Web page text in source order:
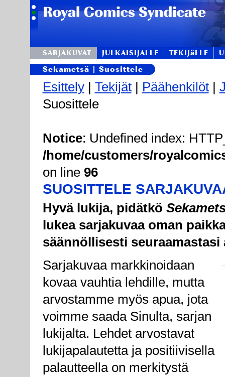
SARJAKUVAT JULKAISIJALLE TEKIJäLLE
Sekametsä | Suosittele
Esittely| Tekijät| Päähenkilöt|
Suosittele
Notice: Undefined index:
/home/customers/
on line 96
SUOSITTELE
Hyvä lukija, pidätkö
lukea sarjakuvaa oman
säännöllisesti
Sarjakuvaa markkinoidaan
kovaa vauhtia lehdille, mutta
arvostamme myös apua, jota
voimme saada Sinulta, sarjan
lukijalta. Lehdet arvostavat
lukijapalautetta ja positiivisella
palautteella on merkitystä